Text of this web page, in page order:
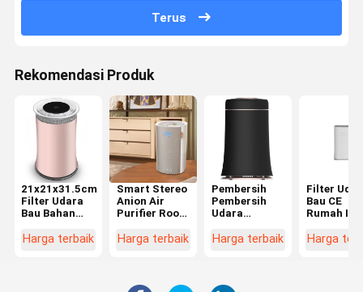
Terus
Rekomendasi Produk
21x21x31.5cm
Filter Udara
Bau Bahan
Pembersih
Harga terbaik
Smart Stereo
Anion Air
Purifier Room
Air Purifier
Harga terbaik
Pembersih
Pembersih
Udara
Rendah
Kamar Mandi
Harga terbaik
Filter
Bau CE
Rumah
Dengan
Harga